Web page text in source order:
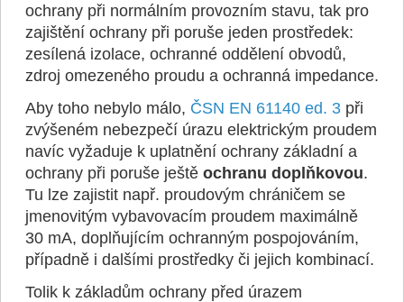
ochrany při normálním provozním stavu, tak pro
zajištění ochrany při poruše jeden prostředek:
zesílená izolace, ochranné oddělení obvodů,
zdroj omezeného proudu a ochranná impedance.
Aby toho nebylo málo, ČSN EN 61140 ed. 3při
zvýšeném nebezpečí úrazu elektrickým proudem
navíc vyžaduje k uplatnění ochrany základní a
ochrany při poruše ještě ochranu doplňkovou.
Tu lze zajistit např. proudovým chráničem se
jmenovitým vybavovacím proudem maximálně
30 mA, doplňujícím ochranným pospojováním,
případně i dalšími prostředky či jejich kombinací.
Tolik k základům ochrany před úrazem